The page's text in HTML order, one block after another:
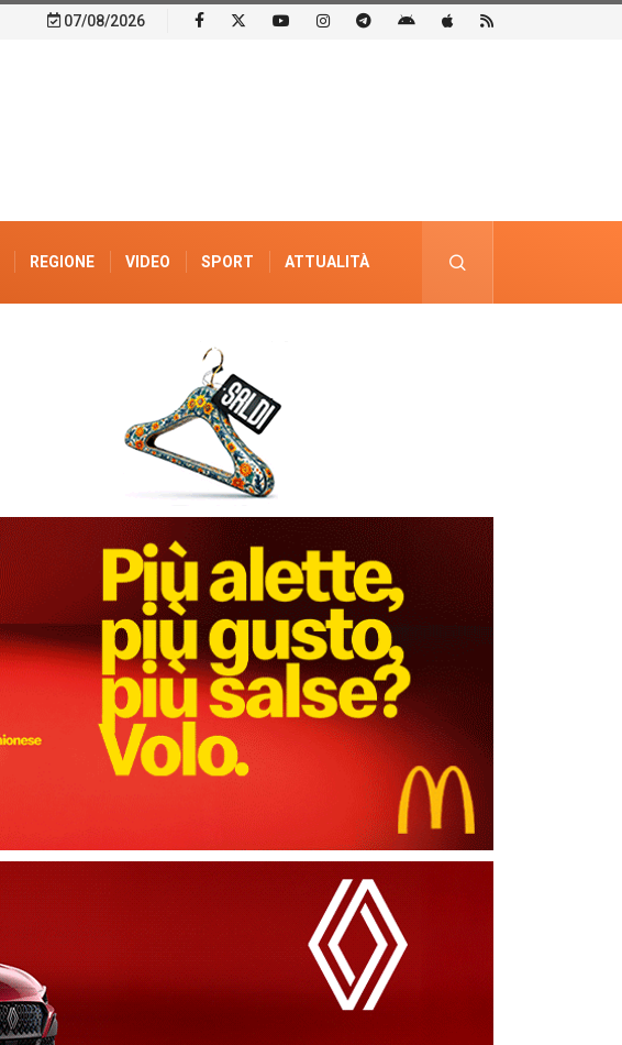
07/08/2026
REGIONE VIDEO SPORT ATTUALITÀ
PUBBLICITÀ ELETTORALE